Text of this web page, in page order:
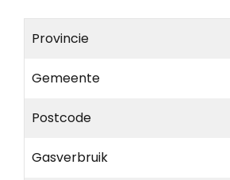
Provincie
Gemeente
Postcode
Gasverbruik